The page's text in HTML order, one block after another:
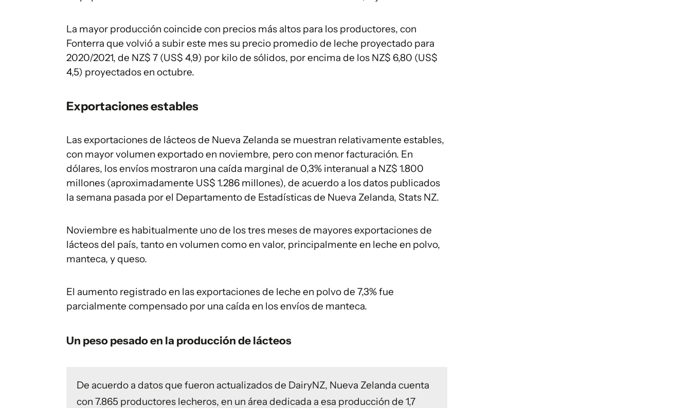
La mayor producción coincide con precios más altos para los productores, con
Fonterra que volvió a subir este mes su precio promedio de leche proyectado para
2020/2021, de NZ$ 7 (US$ 4,9) por kilo de sólidos, por encima de los NZ$ 6,80 (US$
4,5) proyectados en octubre.
Exportaciones estables
Las exportaciones de lácteos de Nueva Zelanda se muestran relativamente estables,
con mayor volumen exportado en noviembre, pero con menor facturación. En
dólares, los envíos mostraron una caída marginal de 0,3% interanual a NZ$ 1.800
millones (aproximadamente US$ 1.286 millones), de acuerdo a los datos publicados
la semana pasada por el Departamento de Estadísticas de Nueva Zelanda, Stats NZ.
Noviembre es habitualmente uno de los tres meses de mayores exportaciones de
lácteos del país, tanto en volumen como en valor, principalmente en leche en polvo,
manteca, y queso.
El aumento registrado en las exportaciones de leche en polvo de 7,3% fue
parcialmente compensado por una caída en los envíos de manteca.
Un peso pesado en la producción de lácteos
De acuerdo a datos que fueron actualizados de DairyNZ, Nueva Zelanda cuenta
con 7.865 productores lecheros, en un área dedicada a esa producción de 1,7